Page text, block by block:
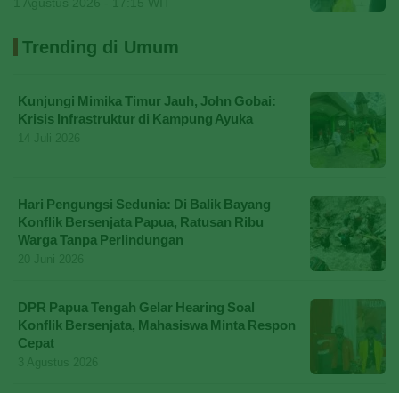
Trending di Umum
Kunjungi Mimika Timur Jauh, John Gobai:
Krisis Infrastruktur di Kampung Ayuka
Hari Pengungsi Sedunia: Di Balik Bayang
Konflik Bersenjata Papua, Ratusan Ribu
Warga Tanpa Perlindungan
DPR Papua Tengah Gelar Hearing Soal
Konflik Bersenjata, Mahasiswa Minta Respon
Cepat